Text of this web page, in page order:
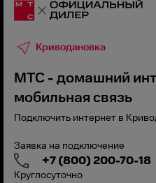
Криводановка
МТС - домашний
мобильная связь
Подключить интернет в
Заявка на подключение
+7 (800) 200-70-18
Круглосуточно